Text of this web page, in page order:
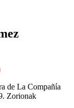
de La Compañía
Zorionak